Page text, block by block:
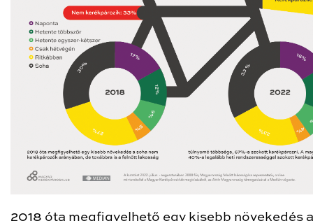
2018 óta megfigyelhető egy kisebb növekedés